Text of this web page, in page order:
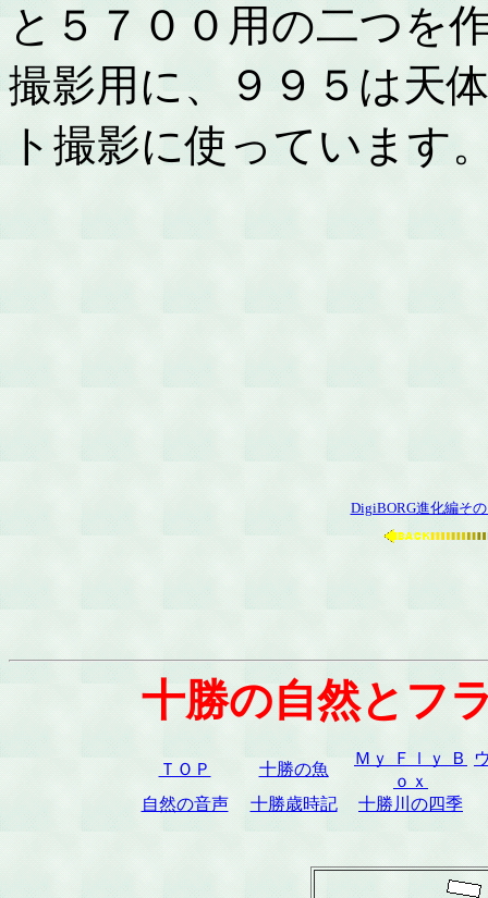
と５７００用の二つを
撮影用に、９９５は天
ト撮影に使っています
DigiBORG進化編そ
十勝の自然とフ
ＴＯＰ 十勝の魚
Ｍｙ Ｆｌｙ Ｂ
ｏｘ
自然の音声 十勝歳時記 十勝川の四季